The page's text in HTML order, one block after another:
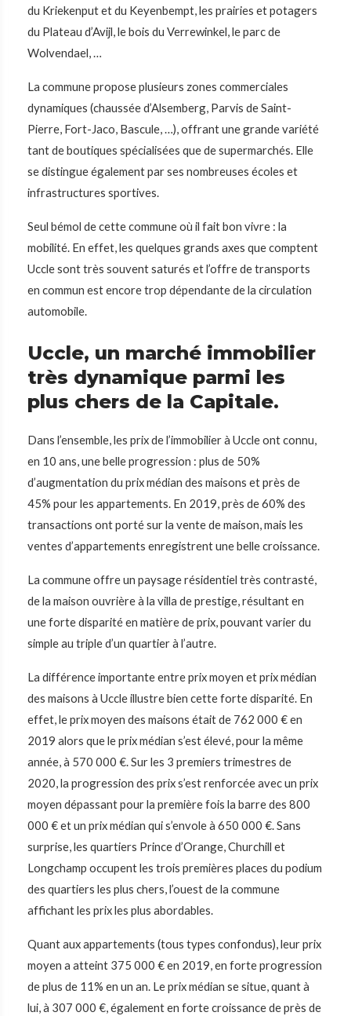
du Kriekenput et du Keyenbempt, les prairies et potagers
du Plateau d’Avijl, le bois du Verrewinkel, le parc de
Wolvendael, …
La commune propose plusieurs zones commerciales
dynamiques (chaussée d’Alsemberg, Parvis de Saint-
Pierre, Fort-Jaco, Bascule, …), offrant une grande variété
tant de boutiques spécialisées que de supermarchés. Elle
se distingue également par ses nombreuses écoles et
infrastructures sportives.
Seul bémol de cette commune où il fait bon vivre : la
mobilité. En effet, les quelques grands axes que comptent
Uccle sont très souvent saturés et l’offre de transports
en commun est encore trop dépendante de la circulation
automobile.
Uccle, un marché immobilier
très dynamique parmi les
plus chers de la Capitale.
Dans l’ensemble, les prix de l’immobilier à Uccle ont connu,
en 10 ans, une belle progression : plus de 50%
d’augmentation du prix médian des maisons et près de
45% pour les appartements. En 2019, près de 60% des
transactions ont porté sur la vente de maison, mais les
ventes d’appartements enregistrent une belle croissance.
La commune offre un paysage résidentiel très contrasté,
de la maison ouvrière à la villa de prestige, résultant en
une forte disparité en matière de prix, pouvant varier du
simple au triple d’un quartier à l’autre.
La différence importante entre prix moyen et prix médian
des maisons à Uccle illustre bien cette forte disparité. En
effet, le prix moyen des maisons était de 762 000 € en
2019 alors que le prix médian s’est élevé, pour la même
année, à 570 000 €. Sur les 3 premiers trimestres de
2020, la progression des prix s’est renforcée avec un prix
moyen dépassant pour la première fois la barre des 800
000 € et un prix médian qui s’envole à 650 000 €. Sans
surprise, les quartiers Prince d’Orange, Churchill et
Longchamp occupent les trois premières places du podium
des quartiers les plus chers, l’ouest de la commune
affichant les prix les plus abordables.
Quant aux appartements (tous types confondus), leur prix
moyen a atteint 375 000 € en 2019, en forte progression
de plus de 11% en un an. Le prix médian se situe, quant à
lui, à 307 000 €, également en forte croissance de près de